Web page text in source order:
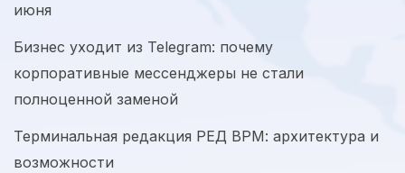
июня
Бизнес уходит из Telegram: почему
корпоративные мессенджеры не стали
полноценной заменой
Терминальная редакция РЕД ВРМ: архитектура и
возможности